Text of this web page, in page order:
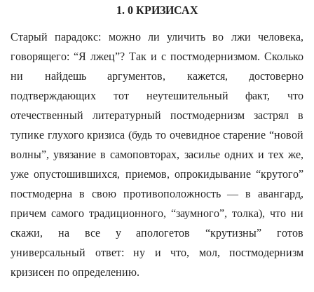
1. 0 КРИЗИСАХ
Старый парадокс: можно ли уличить во лжи человека,
говорящего: “Я лжец”? Так и с постмодернизмом. Сколько
ни найдешь аргументов, кажется, достоверно
подтверждающих тот неутешительный факт, что
отечественный литературный постмодернизм застрял в
тупике глухого кризиса (будь то очевидное старение “новой
волны”, увязание в самоповторах, засилье одних и тех же,
уже опустошившихся, приемов, опрокидывание “крутого”
постмодерна в свою противоположность — в авангард,
причем самого традиционного, “заумного”, толка), что ни
скажи, на все у апологетов “крутизны” готов
универсальный ответ: ну и что, мол, постмодернизм
кризисен по определению.